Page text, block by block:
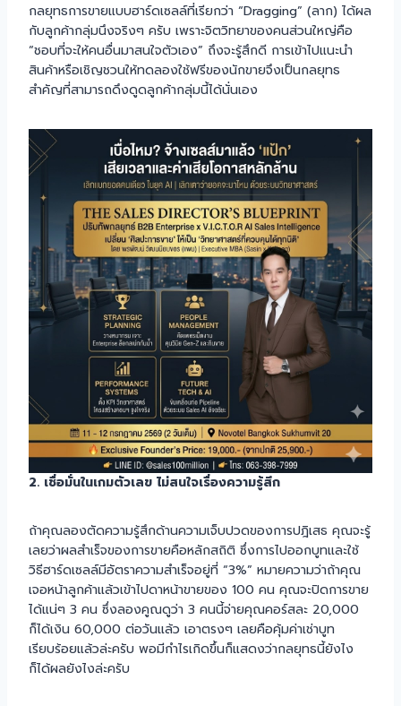
กลยุทธการขายแบบฮาร์ดเซลล์ที่เรียกว่า “Dragging” (ลาก) ได้ผล
กับลูกค้ากลุ่มนึงจริงๆ ครับ เพราะจิตวิทยาของคนส่วนใหญ่คือ
“ชอบที่จะให้คนอื่นมาสนใจตัวเอง” ถึงจะรู้สึกดี การเข้าไปแนะนำ
สินค้าหรือเชิญชวนให้ทดลองใช้ฟรีของนักขายจึงเป็นกลยุทธ
สำคัญที่สามารถดึงดูดลูกค้ากลุ่มนี้ได้นั่นเอง
2. เชื่อมั่นในเกมตัวเลข ไม่สนใจเรื่องความรู้สึก
ถ้าคุณลองตัดความรู้สึกด้านความเจ็บปวดของการปฎิเสธ คุณจะรู้
เลยว่าผลสำเร็จของการขายคือหลักสถิติ ซึ่งการไปออกบูทและใช้
วิธีฮาร์ดเซลล์มีอัตราความสำเร็จอยู่ที่ “3%” หมายความว่าถ้าคุณ
เจอหน้าลูกค้าแล้วเข้าไปดาหน้าขายของ 100 คน คุณจะปิดการขาย
ได้แน่ๆ 3 คน ซึ่งลองคูณดูว่า 3 คนนี้จ่ายคุณคอร์สละ 20,000
ก็ได้เงิน 60,000 ต่อวันแล้ว เอาตรงๆ เลยคือคุ้มค่าเช่าบูท
เรียบร้อยแล้วล่ะครับ พอมีกำไรเกิดขึ้นก็แสดงว่ากลยุทธนี้ยังไง
ก็ได้ผลยังไงล่ะครับ